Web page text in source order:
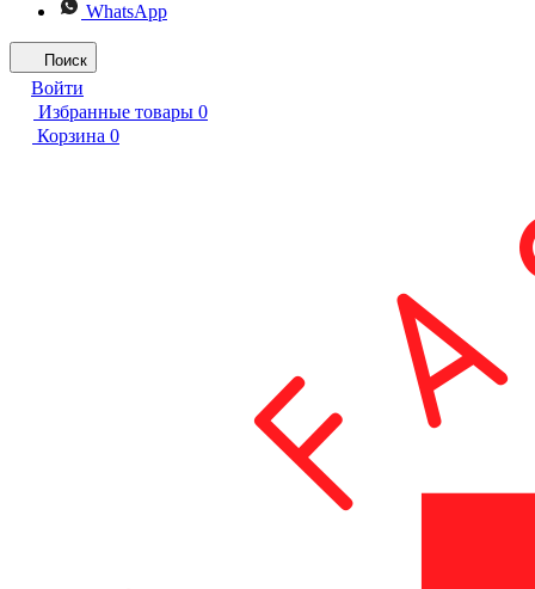
WhatsApp
Поиск
Войти
Избранные товары 0
Корзина 0